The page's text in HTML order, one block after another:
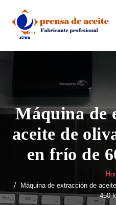
content
Máquina de
aceite de
en frío de
Máquina de extracción de
450